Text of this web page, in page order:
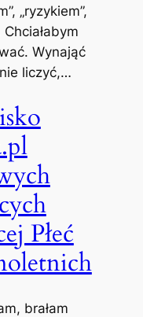
„ryzykiem”,
Wynająć
liczyć,…
Płeć
brałam